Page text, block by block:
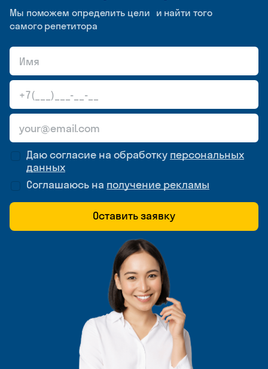
Мы поможем определить цели и найти того
самого репетитора
Даю согласие на обработку персональных
данных
Соглашаюсь на получение рекламы
Оставить заявку